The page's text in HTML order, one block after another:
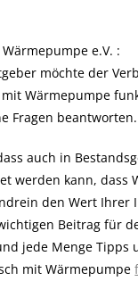
e.V. :
möchte der
Wärmepumpe
Fragen beantworten.
auch in
werden kann, dass
den Wert Ihrer
Beitrag für
jede Menge Tipps
mit Wärmepumpe